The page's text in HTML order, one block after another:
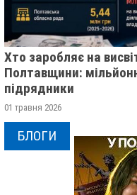
У ПОЛТАВСЬКІЙ
РОЗШУКУЮТЬ 82-
ГАННУ МЕРКОТАН
0
Хто заробляє на
Полтавщини:
підрядники
01 травня 2026
БЛОГИ